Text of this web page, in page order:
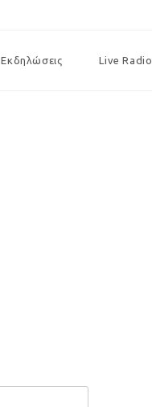
Εκδηλώσεις Live Radio